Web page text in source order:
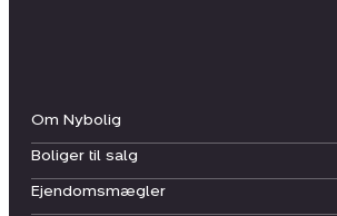
Om Nybolig
Boliger til salg
Ejendomsmægler